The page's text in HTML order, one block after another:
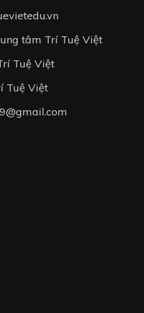
tâm Trí Tuệ Việt
Tuệ Việt
Tuệ Việt